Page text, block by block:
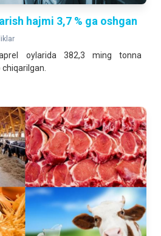
hajmi 3,7 % ga oshgan
oylarida 382,3 ming tonna